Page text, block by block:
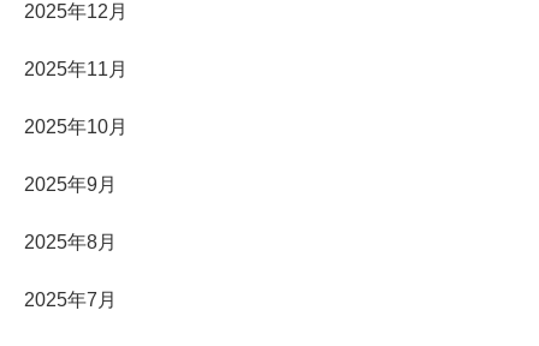
2025年12月
2025年11月
2025年10月
2025年9月
2025年8月
2025年7月